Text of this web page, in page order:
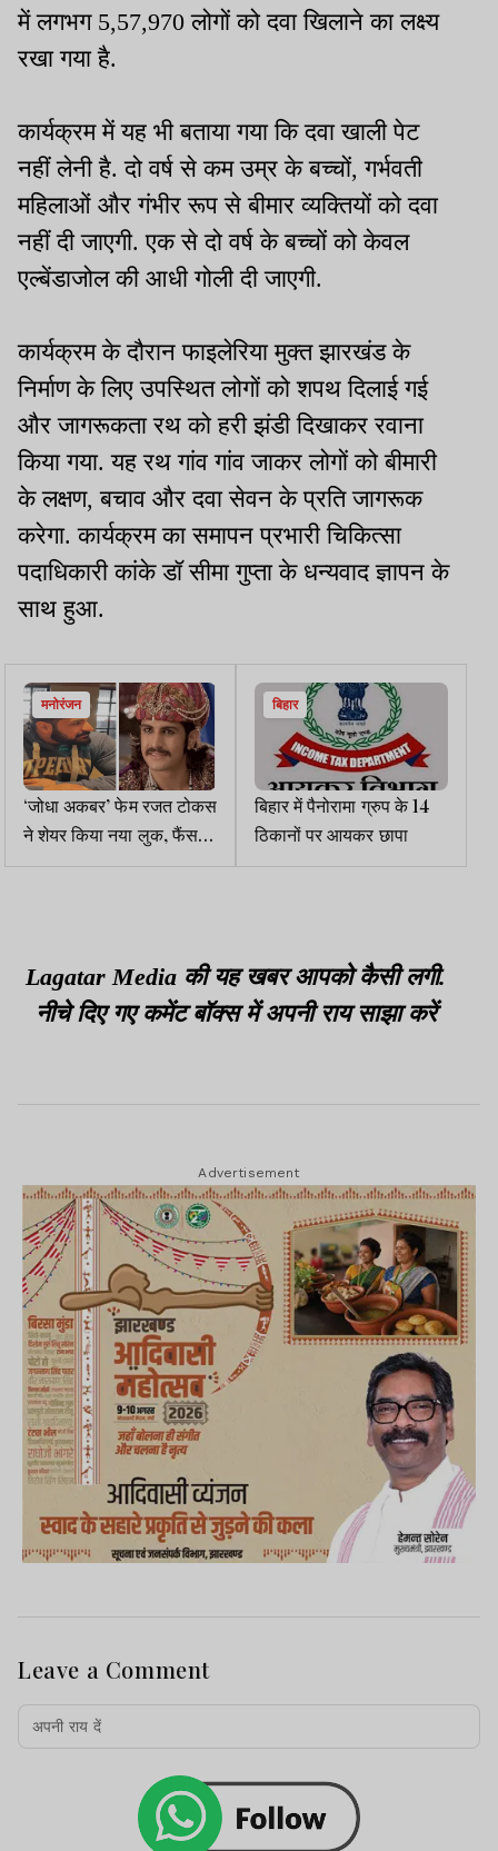
में लगभग 5,57,970 लोगों को दवा खिलाने का लक्ष्य
रखा गया है.
कार्यक्रम में यह भी बताया गया कि दवा खाली पेट
नहीं लेनी है. दो वर्ष से कम उम्र के बच्चों, गर्भवती
महिलाओं और गंभीर रूप से बीमार व्यक्तियों को दवा
नहीं दी जाएगी. एक से दो वर्ष के बच्चों को केवल
एल्बेंडाजोल की आधी गोली दी जाएगी.
कार्यक्रम के दौरान फाइलेरिया मुक्त झारखंड के
निर्माण के लिए उपस्थित लोगों को शपथ दिलाई गई
और जागरूकता रथ को हरी झंडी दिखाकर रवाना
किया गया. यह रथ गांव गांव जाकर लोगों को बीमारी
के लक्षण, बचाव और दवा सेवन के प्रति जागरूक
करेगा. कार्यक्रम का समापन प्रभारी चिकित्सा
पदाधिकारी कांके डॉ सीमा गुप्ता के धन्यवाद ज्ञापन के
साथ हुआ.
मनोरंजन
‘जोधा अकबर’ फेम रजत टोकस
ने शेयर किया नया लुक, फैंस
हैंरान
बिहार
बिहार में पैनोरामा ग्रुप के 14
ठिकानों पर आयकर छापा
Lagatar Media की यह खबर आपको कैसी लगी.
नीचे दिए गए कमेंट बॉक्स में अपनी राय साझा करें
Advertisement
Leave a Comment